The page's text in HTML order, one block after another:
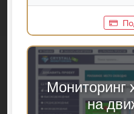
Мониторинг
на